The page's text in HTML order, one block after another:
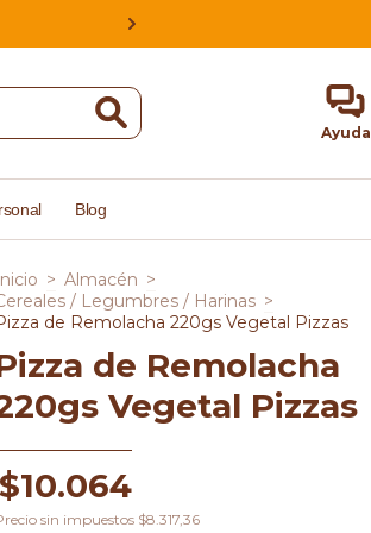
Ayuda
Blog
> Almacén >
/ Legumbres / Harinas >
de Remolacha 220gs Vegetal Pizzas
de Remolacha
Vegetal Pizzas
$10.064
sin impuestos $8.317,36